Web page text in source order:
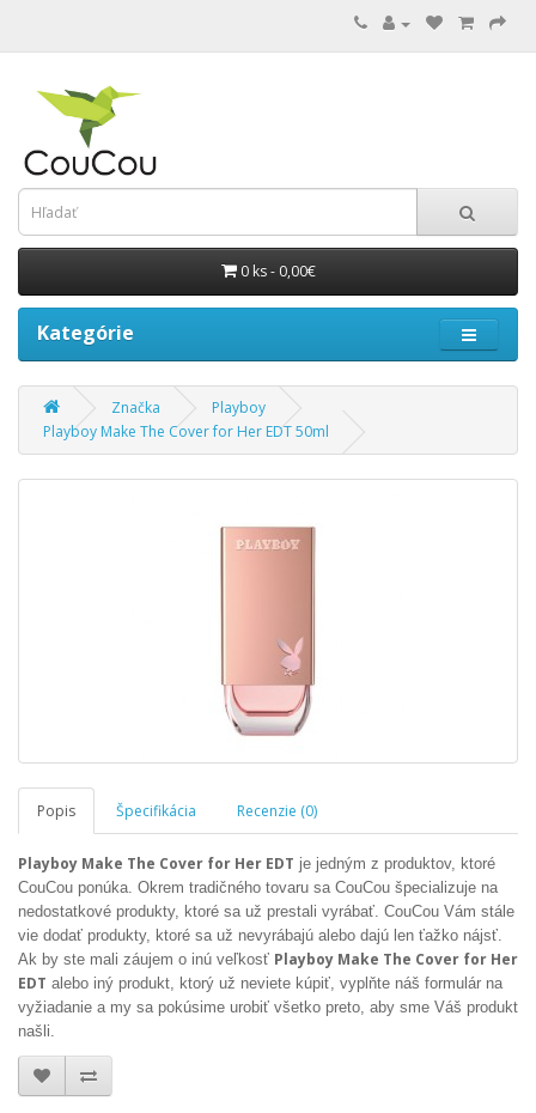
0 ks - 0,00€
Kategórie
Značka
Playboy
Playboy Make The Cover for Her EDT 50ml
Popis Špecifikácia Recenzie (0)
Playboy Make The Cover for Her EDT je jedným z produktov, ktoré
CouCou ponúka. Okrem tradičného tovaru sa CouCou špecializuje na
nedostatkové produkty, ktoré sa už prestali vyrábať. CouCou Vám stále
vie dodať produkty, ktoré sa už nevyrábajú alebo dajú len ťažko nájsť.
Ak by ste mali záujem o inú veľkosť Playboy Make The Cover for Her
EDT alebo iný produkt, ktorý už neviete kúpiť, vyplňte náš formulár na
vyžiadanie a my sa pokúsime urobiť všetko preto, aby sme Váš produkt
našli.